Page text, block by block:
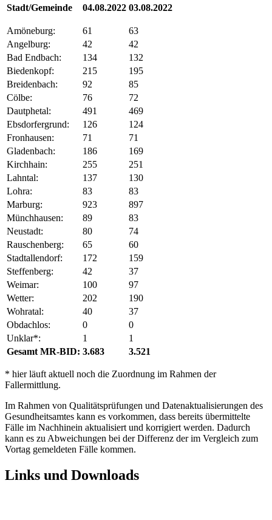
Stadt/Gemeinde 04.08.2022 03.08.2022
Amöneburg: 61
63
Angelburg:
42
42
Bad Endbach:
134
132
Biedenkopf:
215
195
Breidenbach:
92
85
Cölbe:
76
72
Dautphetal:
491
469
Ebsdorfergrund:
126
124
Fronhausen:
71
71
Gladenbach:
186
169
Kirchhain:
255
251
Lahntal:
137
130
Lohra:
83
83
Marburg:
923
897
Münchhausen:
89
83
Neustadt:
80
74
Rauschenberg:
65
60
Stadtallendorf:
172
159
Steffenberg:
42
37
Weimar:
100
97
Wetter:
202
190
Wohratal:
40
37
Obdachlos:
0
0
Unklar*:
1
1
Gesamt MR-BID: 3.683 3.521
* hier läuft aktuell noch die Zuordnung im Rahmen der
Fallermittlung.
Im Rahmen von Qualitätsprüfungen und Datenaktualisierungen des
Gesundheitsamtes kann es vorkommen, dass bereits übermittelte
Fälle im Nachhinein aktualisiert und korrigiert werden. Dadurch
kann es zu Abweichungen bei der Differenz der im Vergleich zum
Vortag gemeldeten Fälle kommen.
Links und Downloads